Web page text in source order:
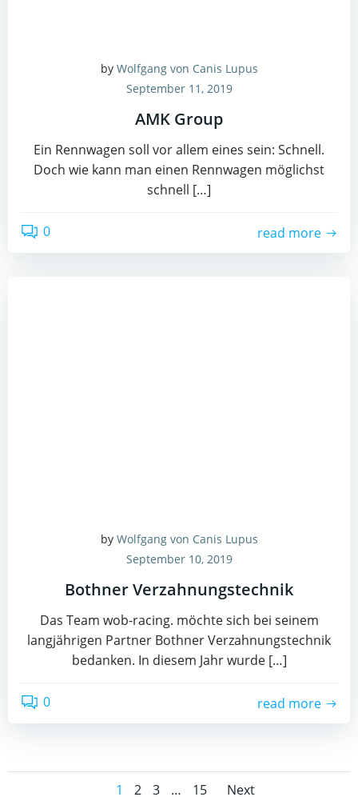
by Wolfgang von Canis Lupus
September 11, 2019
AMK Group
Ein Rennwagen soll vor allem eines sein: Schnell.
Doch wie kann man einen Rennwagen möglichst
schnell […]
0 read more
by Wolfgang von Canis Lupus
September 10, 2019
Bothner Verzahnungstechnik
Das Team wob-racing. möchte sich bei seinem
langjährigen Partner Bothner Verzahnungstechnik
bedanken. In diesem Jahr wurde […]
0 read more
Page
1 Page
2 Page
3 … Page
15 Next